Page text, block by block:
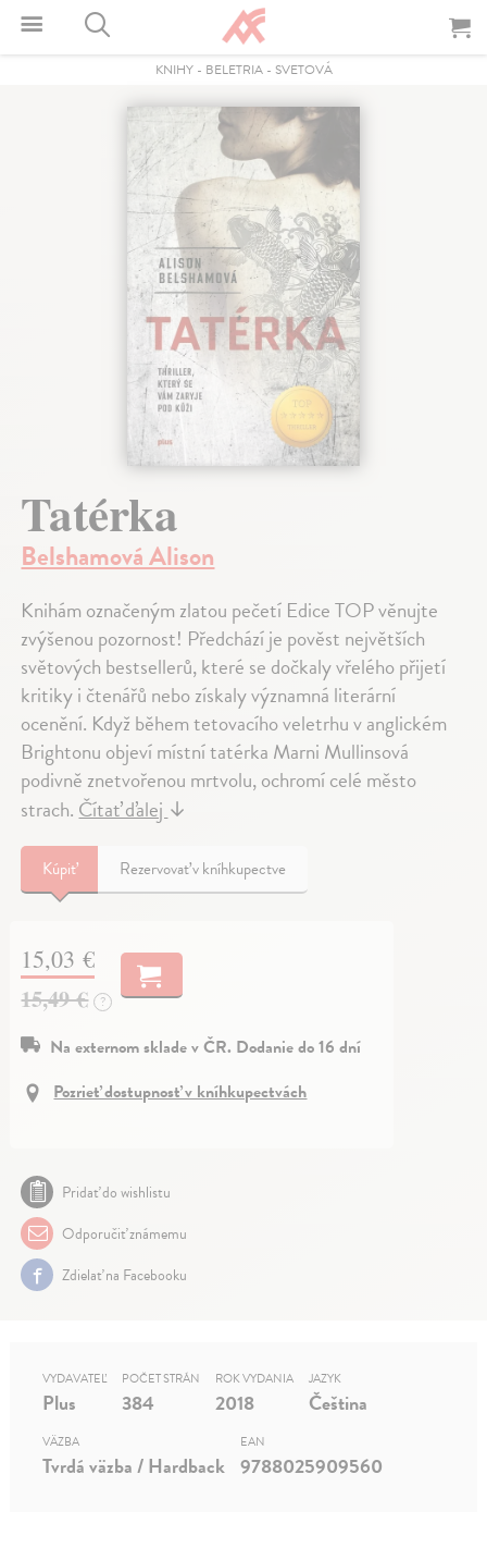
KNIHY- BELETRIA- SVETOVÁ
Tatérka
Belshamová Alison
Knihám označeným zlatou pečetí Edice TOP věnujte
zvýšenou pozornost! Předchází je pověst největších
světových bestsellerů, které se dočkaly vřelého přijetí
kritiky i čtenářů nebo získaly významná literární
ocenění. Když během tetovacího veletrhu v anglickém
Brightonu objeví místní tatérka Marni Mullinsová
podivně znetvořenou mrtvolu, ochromí celé město
strach.Čítať ďalej↓
Kúpiť Rezervovať v kníhkupectve
15,03 €
15,49 € ?
Na externom sklade v ČR. Dodanie do 16 dní
Pozrieť dostupnosť v kníhkupectvách
Pridať do wishlistu
Odporučiť známemu
Zdielať na Facebooku
VYDAVATEĽ
Plus
POČET STRÁN
384
ROK VYDANIA
2018
JAZYK
Čeština
VÄZBA
Tvrdá väzba / Hardback
EAN
9788025909560